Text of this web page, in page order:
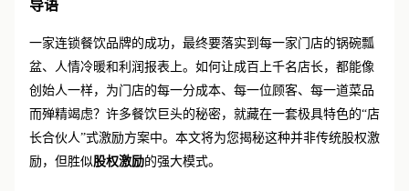
一家连锁餐饮品牌的成功，最终要落实到每一家门店的锅碗瓢
盆、人情冷暖和利润报表上。如何让成百上千名店长，都能像
创始人一样，为门店的每一分成本、每一位顾客、每一道菜品
而殚精竭虑？许多餐饮巨头的秘密，就藏在一套极具特色的“店
长合伙人”式激励方案中。本文将为您揭秘这种并非传统股权激